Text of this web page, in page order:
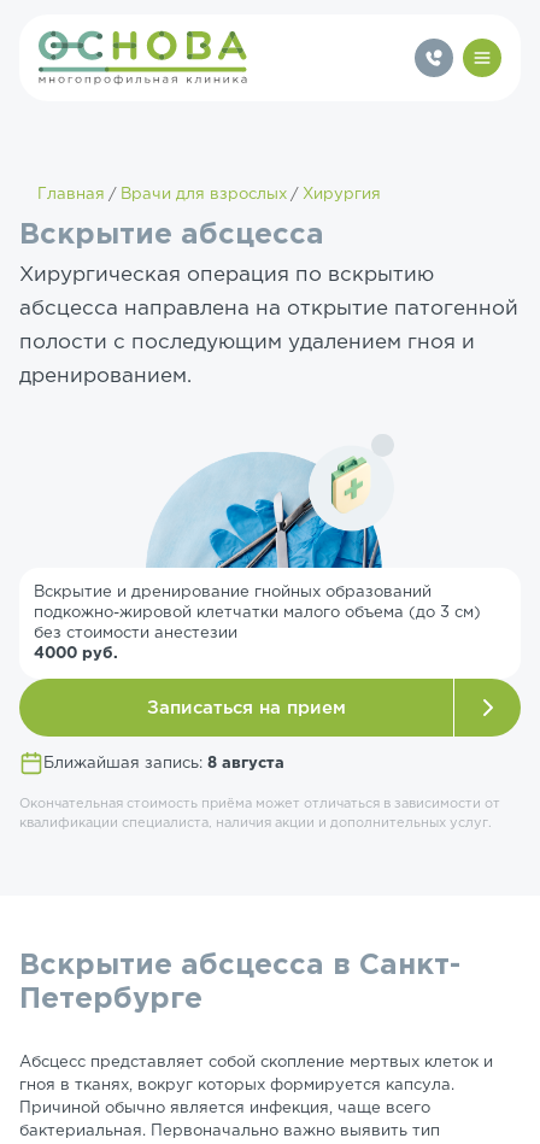
Главная Врачи для взрослых Хирургия
Вскрытие абсцесса
Хирургическая операция по вскрытию
абсцесса направлена на открытие патогенной
полости с последующим удалением гноя и
дренированием.
Ближайшая запись: 8 августа
Вскрытие и дренирование гнойных образований
подкожно-жировой клетчатки малого объема (до 3 см)
без стоимости анестезии
4000 руб.
Записаться на прием
Окончательная стоимость приёма может отличаться в зависимости от
квалификации специалиста, наличия акции и дополнительных услуг.
Вскрытие абсцесса в Санкт-
Петербурге
Абсцесс представляет собой скопление мертвых клеток и
гноя в тканях, вокруг которых формируется капсула.
Причиной обычно является инфекция, чаще всего
бактериальная. Первоначально важно выявить тип